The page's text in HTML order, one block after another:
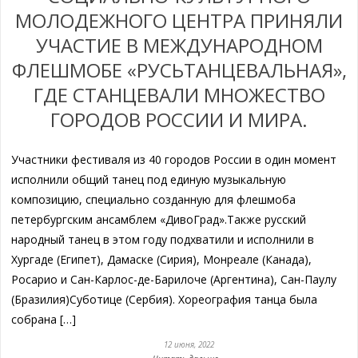
МОЛОДЕЖНОГО ЦЕНТРА ПРИНЯЛИ
УЧАСТИЕ В МЕЖДУНАРОДНОМ
ФЛЕШМОБЕ «РУСЬТАНЦЕВАЛЬНАЯ»,
ГДЕ СТАНЦЕВАЛИ МНОЖЕСТВО
ГОРОДОВ РОССИИ И МИРА.
Участники фестиваля из 40 городов России в один момент
исполнили общий танец под единую музыкальную
композицию, специально созданную для флешмоба
петербургским ансамблем «ДивоГрад».Также русский
народный танец в этом году подхватили и исполнили в
Хургаде (Египет), Дамаске (Сирия), Монреале (Канада),
Росарио и Сан-Карлос-де-Барилоче (Аргентина), Сан-Паулу
(Бразилия)Суботице (Сербия). Хореография танца была
собрана […]
12 июня, 2022